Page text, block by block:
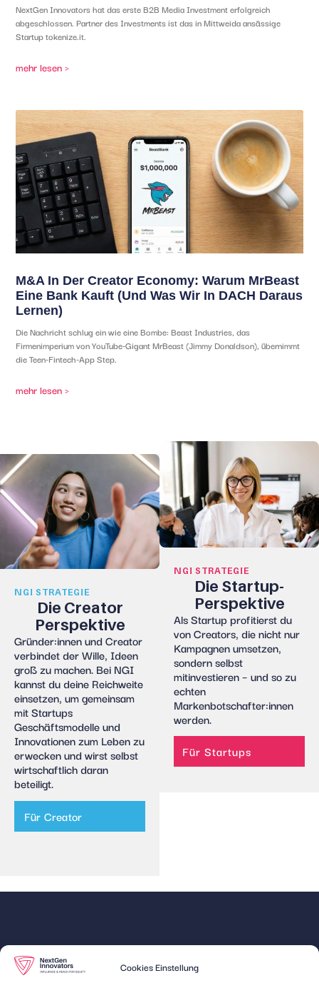
Cookies Einstellung
NextGen Innovators hat das erste B2B Media Investment erfolgreich
abgeschlossen. Partner des Investments ist das in Mittweida ansässige
Startup tokenize.it.
mehr lesen >
M&A In Der Creator Economy: Warum MrBeast
Eine Bank Kauft (und Was Wir In DACH Daraus
Lernen)
Die Nachricht schlug ein wie eine Bombe: Beast Industries, das
Firmenimperium von YouTube-Gigant MrBeast (Jimmy Donaldson), übernimmt
die Teen-Fintech-App Step.
mehr lesen >
NGI STRATEGIE
Die Creator
Perspektive
Gründer:innenund Creator
verbindet der Wille, Ideen
groß zu machen. Bei NGI
kannst du deine Reichweite
einsetzen, um gemeinsam
mit Startups
Geschäftsmodelle und
Innovationen zum Leben zu
erwecken und wirst selbst
wirtschaftlich daran
beteiligt.
Für Creator
NGI STRATEGIE
Die Startup-
Perspektive
Als Startup profitierst du
vonCreators, die nicht nur
Kampagnen umsetzen,
sondern selbst
mitinvestieren – und so zu
echten
Markenbotschafter:innen
werden.
Für Startups
Unsere
Expertise
Quick
Links